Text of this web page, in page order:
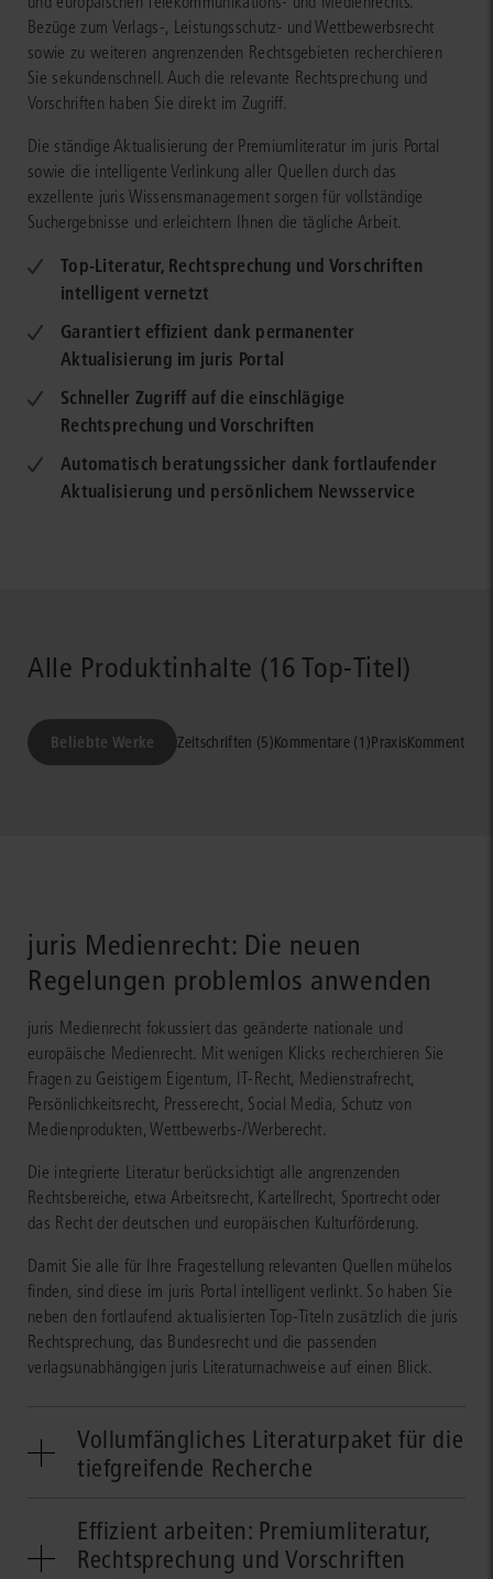
Bezüge zum Verlags-, Leistungsschutz- und Wettbewerbsrecht
sowie zu weiteren angrenzenden Rechtsgebieten recherchieren
Sie sekundenschnell. Auch die relevante Rechtsprechung und
Vorschriften haben Sie direkt im Zugriff.
Die ständige Aktualisierung der Premiumliteratur im juris Portal
sowie die intelligente Verlinkung aller Quellen durch das
exzellente juris Wissensmanagement sorgen für vollständige
Suchergebnisse und erleichtern Ihnen die tägliche Arbeit.
Top-Literatur, Rechtsprechung und Vorschriften
intelligent vernetzt
Garantiert effizient dank permanenter
Aktualisierung im juris Portal
Schneller Zugriff auf die einschlägige
Rechtsprechung und Vorschriften
Automatisch beratungssicher dank fortlaufender
Aktualisierung und persönlichem Newsservice
Alle Produktinhalte (16 Top-Titel)
Beliebte Werke Zeitschriften (5)Kommentare (1)PraxisKommentare
juris Medienrecht: Die neuen
Regelungen problemlos anwenden
juris Medienrecht fokussiert das geänderte nationale und
europäische Medienrecht. Mit wenigen Klicks recherchieren Sie
Fragen zu Geistigem Eigentum, IT-Recht, Medienstrafrecht,
Persönlichkeitsrecht, Presserecht, Social Media, Schutz von
Medienprodukten, Wettbewerbs-/Werberecht.
Die integrierte Literatur berücksichtigt alle angrenzenden
Rechtsbereiche, etwa Arbeitsrecht, Kartellrecht, Sportrecht oder
das Recht der deutschen und europäischen Kulturförderung.
Damit Sie alle für Ihre Fragestellung relevanten Quellen mühelos
finden, sind diese im juris Portal intelligent verlinkt. So haben Sie
neben den fortlaufend aktualisierten Top-Titeln zusätzlich die juris
Rechtsprechung, das Bundesrecht und die passenden
verlagsunabhängigen juris Literaturnachweise auf einen Blick.
Vollumfängliches Literaturpaket für die
tiefgreifende Recherche
Vereinbarungen dokumentiert und kommentiert – vom
Verfassungsrecht über die Gebühren-Regelungen mit den
Effizient arbeiten: Premiumliteratur,
Rechtsprechung und Vorschriften